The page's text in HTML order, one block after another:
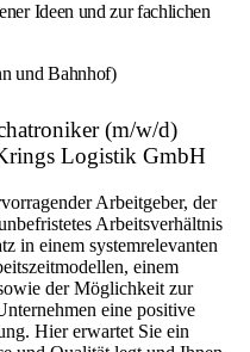
Ideen und zur fachlichen
und Bahnhof)
(m/w/d)
Logistik GmbH
Arbeitgeber, der
Arbeitsverhältnis
in einem systemrelevanten
einem
der Möglichkeit zur
eine positive
Hier erwartet Sie ein